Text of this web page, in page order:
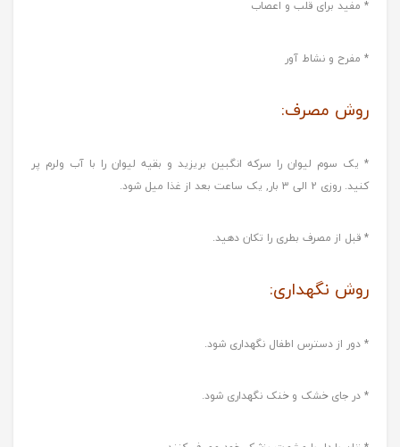
* مفید برای قلب و اعصاب
* مفرح و نشاط آور
روش مصرف:
* یک سوم لیوان را سرکه انگبین بریزید و بقیه لیوان را با آب ولرم پر
کنید. روزی 2 الی 3 بار, یک ساعت بعد از غذا میل شود.
* قبل از مصرف بطری را تکان دهید.
روش نگهداری:
* دور از دسترس اطفال نگهداری شود.
* در جای خشک و خنک نگهداری شود.